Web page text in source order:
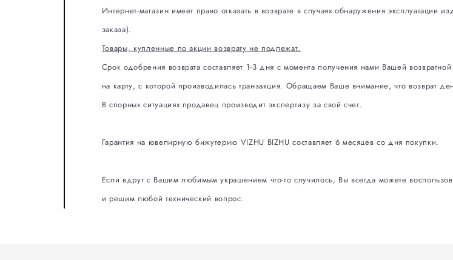
Интернет-магазин имеет право отказать в возврате в случаях обнаружения
заказа).
Товары, купленные по акции возврату не подлежат.
Срок одобрения возврата составляет 1-3 дня с момента получения нами Вашей
на карту, с которой производилась транзакция. Обращаем Ваше внимание, что возврат
В спорных ситуациях продавец производит экспертизу за свой счет.
Гарантия на ювелирную бижутерию VIZHU BIZHU составляет 6 месяцев со дня покупки.
Если вдруг с Вашим любимым украшением что-то случилось, Вы всегда можете
и решим любой технический вопрос.